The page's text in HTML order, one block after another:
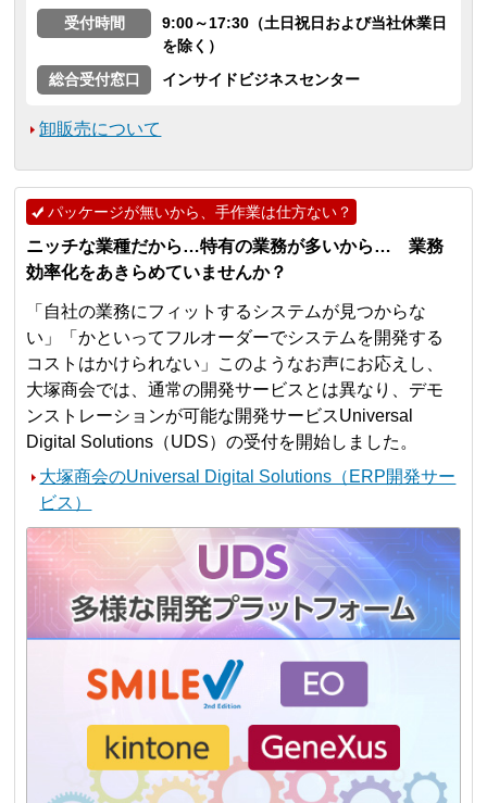
受付時間
9:00～17:30（土日祝日および当社休業日
を除く）
総合受付窓口
インサイドビジネスセンター
卸販売について
パッケージが無いから、手作業は仕方ない？
ニッチな業種だから…特有の業務が多いから… 業務
効率化をあきらめていませんか？
「自社の業務にフィットするシステムが見つからな
い」「かといってフルオーダーでシステムを開発する
コストはかけられない」このようなお声にお応えし、
大塚商会では、通常の開発サービスとは異なり、デモ
ンストレーションが可能な開発サービスUniversal
Digital Solutions（UDS）の受付を開始しました。
大塚商会のUniversal Digital Solutions（ERP開発サー
ビス）